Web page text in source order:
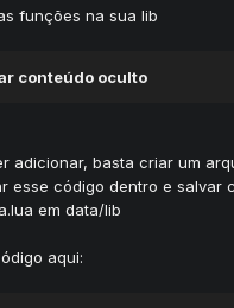
funções na sua lib
conteúdo oculto
adicionar, basta criar um
esse código dentro e salvar
em data/lib
aqui: